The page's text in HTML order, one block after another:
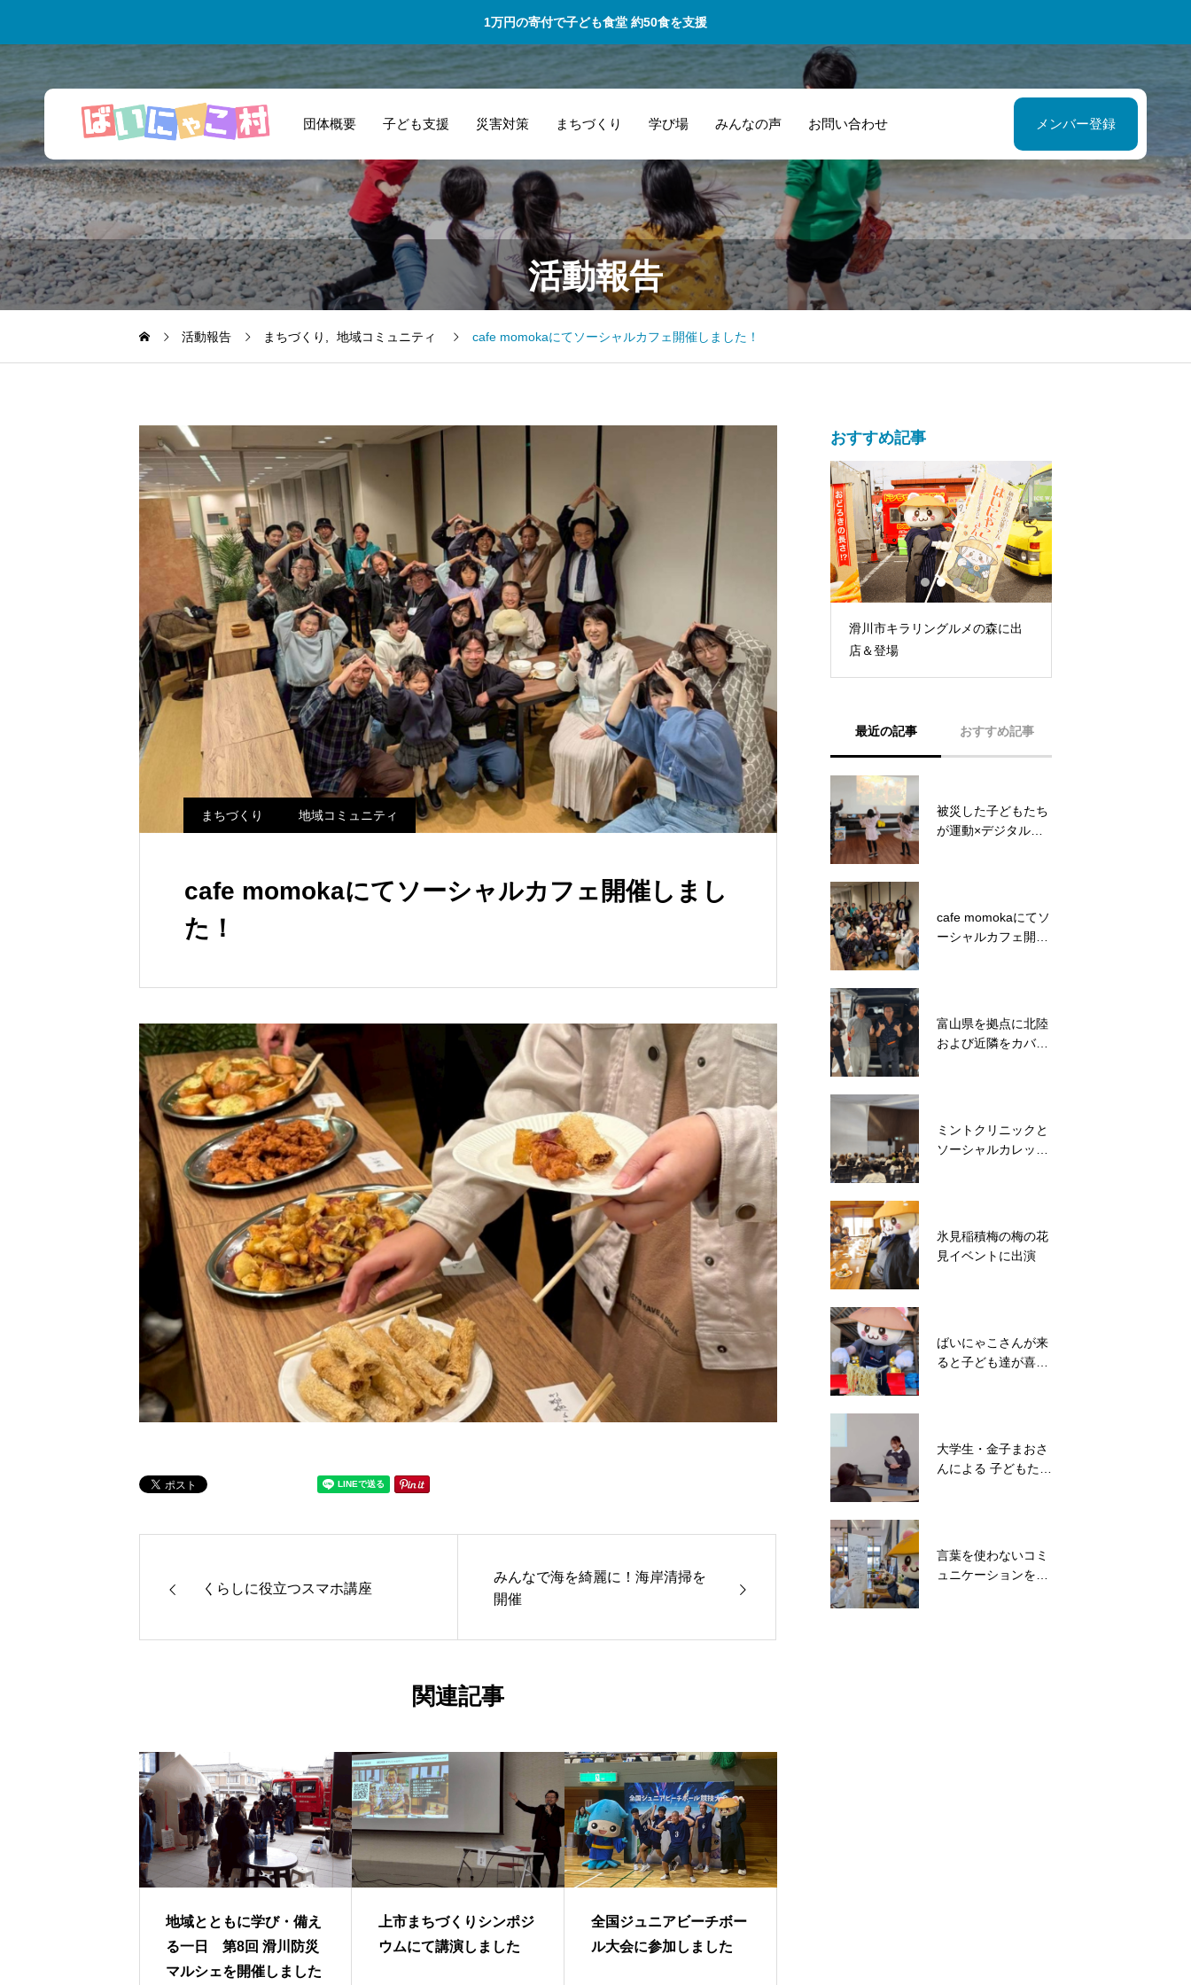
1万円の寄付で子ども食堂 約50食を支援
団体概要 子ども支援 災害対策 まちづくり 学び場 みんなの声 お問い合わせ メンバー登録
これからも力をあ
わせ被災された
方々の力になれた
的確なアドバイス
とあたたかいサポ
ートのおかげで楽
す。
一緒に商品開発と
いう新たな挑戦を
しました！
私にとってとて
心強いパートナ
的な存在です！
活動報告
活動報告 まちづくり 地域コミュニティ cafe momokaにてソーシャルカフェ開催しました！
まちづくり 地域コミュニティ
cafe momokaにてソーシャルカフェ開催しまし
た！
くらしに役立つスマホ講座
みんなで海を綺麗に！海岸清掃を
開催
関連記事
地域とともに学び・備え
る一日 第8回 滑川防災
マルシェを開催しました
上市まちづくりシンポジ
ウムにて講演しました
全国ジュニアビーチボー
ル大会に参加しました
おすすめ記事
滑川高校生による能登半島地震
復興チャリティマルシェへ協力
滑川市キラリングルメの森に出
店＆登場
最近の記事 おすすめ記事
被災した子どもたち
が運動×デジタルコ
cafe momokaにてソ
ーシャルカフェ開催
富山県を拠点に北陸
および近隣をカバー
ミントクリニックと
ソーシャルカレッ
氷見稲積梅の梅の花
見イベントに出演
ばいにゃこさんが来
ると子ども達が喜
大学生・金子まおさ
んによる 子どもたち
言葉を使わないコミ
ュニケーションを楽
被災地支援のご縁と
経験を活かして地域
被災地と支援者をマ
ッチング！滑川市長
能登半島地震発災後
8分で避難施設メリ
東日本大震災で親を
亡くした子ども達の
能登半島災害で分断
された地域コミュニ
子ども達に特別な体
験を！西部小学校に